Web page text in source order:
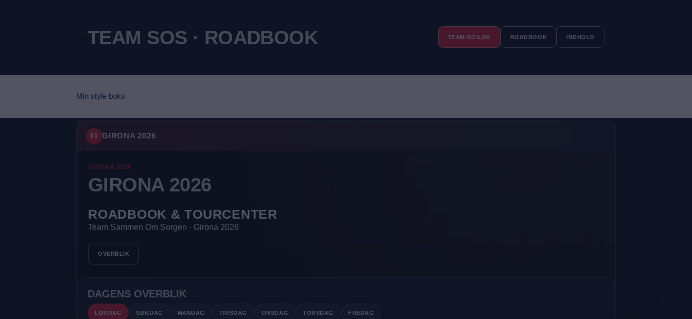
TEAM SOS · ROADBOOK TEAM-SOS.DK ROADBOOK INDHOLD
Min style boks
01 GIRONA 2026
GIRONA 2026
GIRONA 2026
ROADBOOK & TOURCENTER
Team Sammen Om Sorgen · Girona 2026
OVERBLIK
DAGENS OVERBLIK
LØRDAG SØNDAG MANDAG TIRSDAG ONSDAG TORSDAG FREDAG